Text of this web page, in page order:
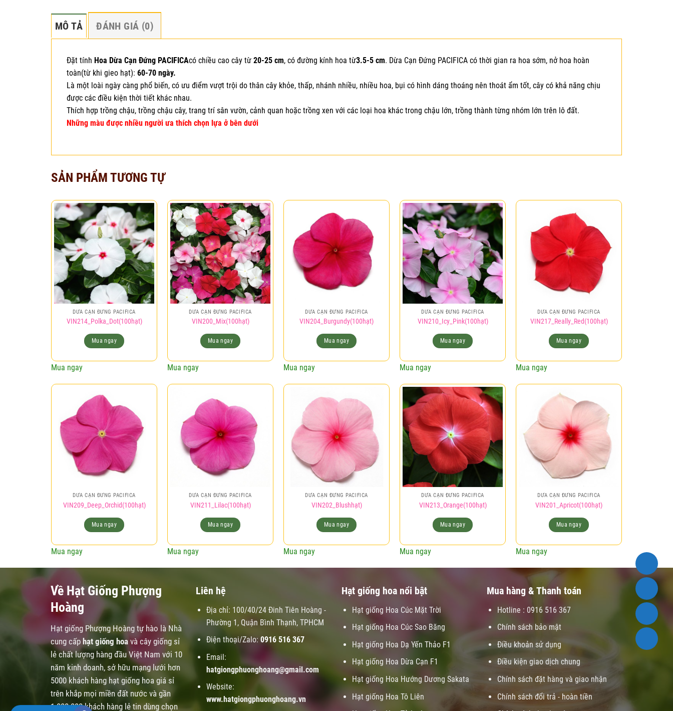
MÔ TẢ ĐÁNH GIÁ (0)
Đặt tính Hoa Dừa Cạn Đứng PACIFICAcó chiều cao cây từ 20-25 cm, có đường kính hoa từ3.5-5 cm. Dừa Cạn Đứng PACIFICA có thời gian ra hoa sớm, nở hoa hoàn
toàn(từ khi gieo hạt): 60-70 ngày.
Là một loài ngày càng phổ biến, có ưu điểm vượt trội do thân cây khỏe, thấp, nhánh nhiều, nhiều hoa, bụi có hình dáng thoáng nên thoát ẩm tốt, cây có khả năng chịu
được các điều kiện thời tiết khác nhau.
Thích hợp trồng chậu, trồng chậu cây, trang trí sân vườn, cảnh quan hoặc trồng xen với các loại hoa khác trong chậu lớn, trồng thành từng nhóm lớn trên lô đất.
Những màu được nhiều người ưa thích chọn lựa ở bên dưới
SẢN PHẨM TƯƠNG TỰ
Add to
wishlist
DỪA CẠN ĐỨNG PACIFICA
VIN214_Polka_Dot(100hạt)
Mua ngay
Mua ngay
Add to
wishlist
DỪA CẠN ĐỨNG PACIFICA
VIN200_Mix(100hạt)
Mua ngay
Mua ngay
Add to
wishlist
DỪA CẠN ĐỨNG PACIFICA
VIN204_Burgundy(100hạt)
Mua ngay
Mua ngay
Add to
wishlist
DỪA CẠN ĐỨNG PACIFICA
VIN210_Icy_Pink(100hạt)
Mua ngay
Mua ngay
Add to
wishlist
DỪA CẠN ĐỨNG PACIFICA
VIN217_Really_Red(100hạt)
Mua ngay
Mua ngay
Add to
wishlist
DỪA CẠN ĐỨNG PACIFICA
VIN209_Deep_Orchid(100hạt)
Mua ngay
Mua ngay
Add to
wishlist
DỪA CẠN ĐỨNG PACIFICA
VIN211_Lilac(100hạt)
Mua ngay
Mua ngay
Add to
wishlist
DỪA CẠN ĐỨNG PACIFICA
VIN202_Blushhạt)
Mua ngay
Mua ngay
Add to
wishlist
DỪA CẠN ĐỨNG PACIFICA
VIN213_Orange(100hạt)
Mua ngay
Mua ngay
Add to
wishlist
DỪA CẠN ĐỨNG PACIFICA
VIN201_Apricot(100hạt)
Mua ngay
Mua ngay
Về Hạt Giống Phượng
Hoàng
Hạt giống Phượng Hoàng tự hào là Nhà
cung cấp hạt giống hoavà cây giống sỉ
lẻ chất lượng hàng đầu Việt Nam với 10
năm kinh doanh, sở hữu mạng lưới hơn
5000 khách hàng hạt giống hoa giá sỉ
trên khắp mọi miền đất nước và gần
1.000.000 khách hàng lẻ tin dùng chọn
Liên hệ
Địa chỉ: 100/40/24 Đinh Tiên Hoàng -
Phường 1, Quận Bình Thạnh, TPHCM
Điện thoại/Zalo: 0916 516 367
Email:
hatgiongphuonghoang@gmail.com
Website:
www. hatgiongphuonghoang.vn
Hạt giống hoa nổi bật
Hạt giống Hoa Cúc Mặt Trời
Hạt giống Hoa Cúc Sao Băng
Hạt giống Hoa Dạ Yến Thảo F1
Hạt giống Hoa Dừa Cạn F1
Hạt giống Hoa Hướng Dương Sakata
Hạt giống Hoa Tô Liên
Mua hàng & Thanh toán
Hotline : 0916 516 367
Chính sách bảo mật
Điều khoản sử dụng
Điều kiện giao dịch chung
Chính sách đặt hàng và giao nhận
Chính sách đổi trả - hoàn tiền